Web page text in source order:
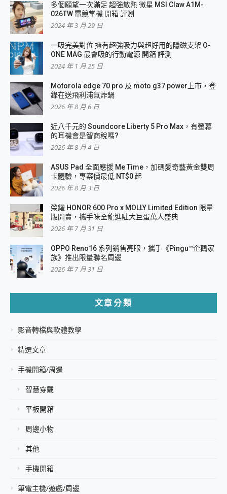
多個願望一次滿足 超強散熱 微星 MSI Claw A1M-
026TW 電競掌機 開箱 評測
2024 年 3 月 29 日
一吸完美對位 擁有超強吸力與超好用的隱磁支架 O-
ONE MAG 最會吸的行動電源 開箱 評測
2024 年 1 月 25 日
Motorola edge 70 pro 及 moto g37 power上市，登
錄在送飛利浦氣炸鍋
2026 年 8 月 6 日
近八千元的 Soundcore Liberty 5 Pro Max，有螢幕
的耳機會是智商稅嗎?
2026 年 8 月 4 日
ASUS Pad 全面應援 Me Time，加碼愛奇藝黃金雙周
卡體驗，專案價最低 NT$0 起
2026 年 8 月 3 日
榮耀 HONOR 600 Pro x MOLLY Limited Edition 限量
版開賣，攜手味全龍進駐大巨蛋萬人盛典
2026 年 7 月 31 日
OPPO Reno16 系列銷售亮眼，攜手《Pingu™企鵝家
族》推出限量聯名周邊
2026 年 7 月 31 日
文章分類
影音轉檔與軟體教學
精選文章
手機開箱/周邊
智慧穿戴
平板開箱
周邊小物
其他
手機開箱
筆電主機/遊戲/周邊